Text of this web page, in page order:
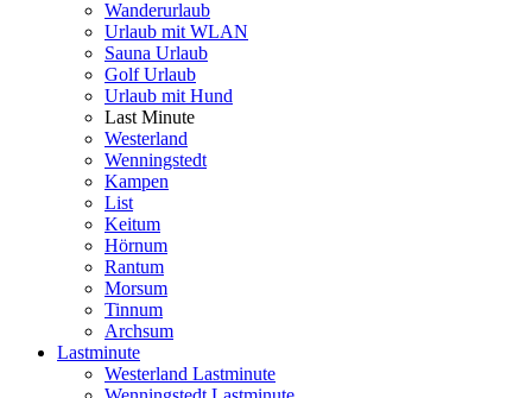
Wanderurlaub
Urlaub mit WLAN
Sauna Urlaub
Golf Urlaub
Urlaub mit Hund
Last Minute
Westerland
Wenningstedt
Kampen
List
Keitum
Hörnum
Rantum
Morsum
Tinnum
Archsum
Lastminute
Westerland Lastminute